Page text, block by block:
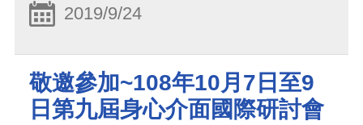
2019/9/24
敬邀參加~108年10月7日至9
日第九屆身心介面國際研討會